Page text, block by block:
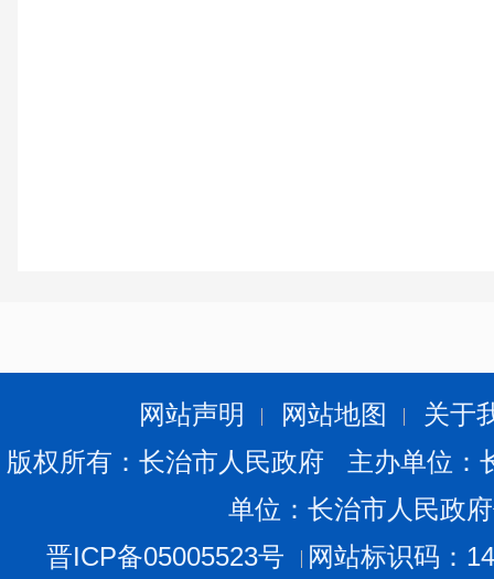
网站声明 网站地图
关于
版权所有：长治市人民政府 主办单位
单位：长治市人民政
晋ICP备05005523号
网站标识码：